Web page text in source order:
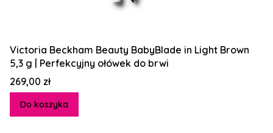
Victoria Beckham Beauty BabyBlade in Light Brown
5,3 g | Perfekcyjny ołówek do brwi
Cena
269,00 zł
Do koszyka